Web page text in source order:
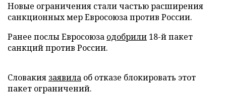
Новые ограничения стали частью расширения
санкционных мер Евросоюза против России.
Ранее послы Евросоюза одобрили 18-й пакет
санкций против России.
Словакия заявила об отказе блокировать этот
пакет ограничений.